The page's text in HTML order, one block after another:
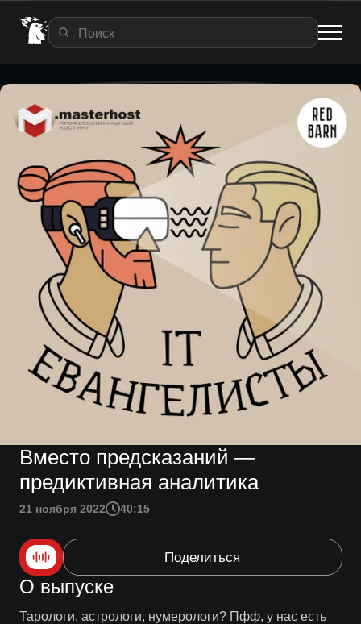
Вместо предсказаний —
предиктивная аналитика
21 ноября 2022 40:15
Поделиться
О выпуске
Тарологи, астрологи, нумерологи? Пфф, у нас есть